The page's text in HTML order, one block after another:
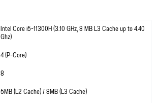
Intel Core i5-11300H (3.10 GHz, 8 MB L3 Cache up to 4.40
Ghz)
4 (P-Core)
8
5MB (L2 Cache) / 8MB (L3 Cache)